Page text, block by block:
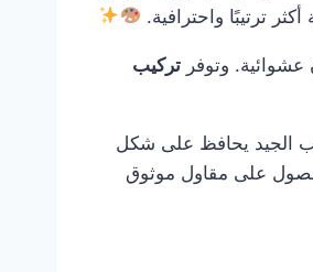
ترتيبًا واحترافية.
وتوفر تركيب
الجيد يحافظ على شكل
على مقاول موثوق